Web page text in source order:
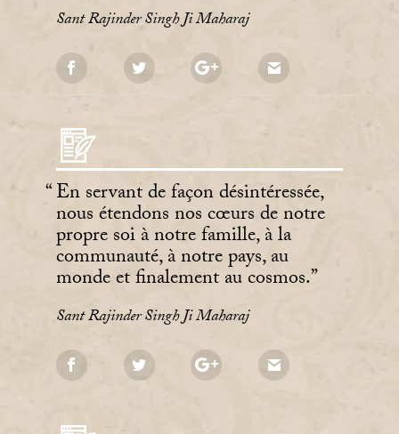
Sant Rajinder Singh Ji Maharaj
En servant de façon désintéressée,
nous étendons nos cœurs de notre
propre soi à notre famille, à la
communauté, à notre pays, au
monde et finalement au cosmos.
Sant Rajinder Singh Ji Maharaj